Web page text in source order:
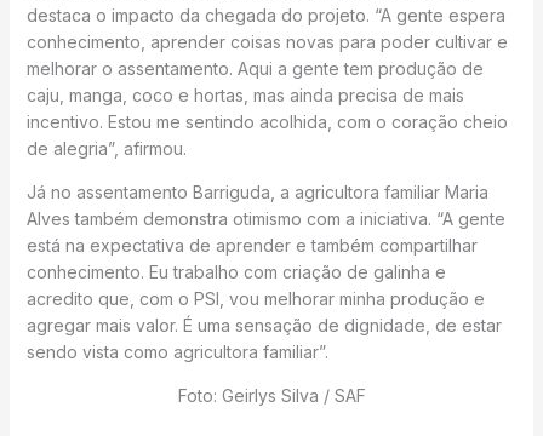
destaca o impacto da chegada do projeto. “A gente espera
conhecimento, aprender coisas novas para poder cultivar e
melhorar o assentamento. Aqui a gente tem produção de
caju, manga, coco e hortas, mas ainda precisa de mais
incentivo. Estou me sentindo acolhida, com o coração cheio
de alegria”, afirmou.
Já no assentamento Barriguda, a agricultora familiar Maria
Alves também demonstra otimismo com a iniciativa. “A gente
está na expectativa de aprender e também compartilhar
conhecimento. Eu trabalho com criação de galinha e
acredito que, com o PSI, vou melhorar minha produção e
agregar mais valor. É uma sensação de dignidade, de estar
sendo vista como agricultora familiar”.
Foto: Geirlys Silva / SAF